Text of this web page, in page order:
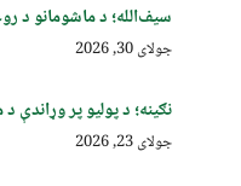
سیف‌الله؛ د ماشومانو د
جولای 30, 2026
نګینه؛ د پولیو پر
جولای 23, 2026